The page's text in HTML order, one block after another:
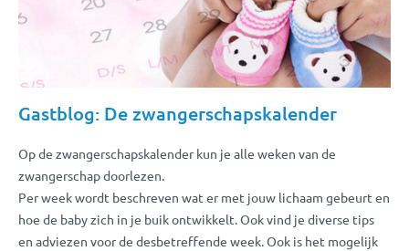
Gastblog: De zwangerschapskalender
Op de zwangerschapskalender kun je alle weken van de
zwangerschap doorlezen.
Per week wordt beschreven wat er met jouw lichaam gebeurt en
hoe de baby zich in je buik ontwikkelt. Ook vind je diverse tips
en adviezen voor de desbetreffende week. Ook is het mogelijk